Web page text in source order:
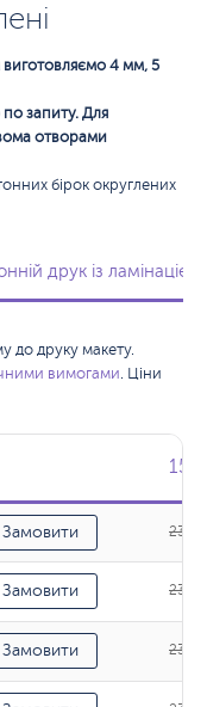
4 мм, 5
запиту. Для
отворами
бірок округлених
друк із ламінацією
до друку макету.
вимогами. Ціни
Замовити 233
Замовити 233
Замовити 233